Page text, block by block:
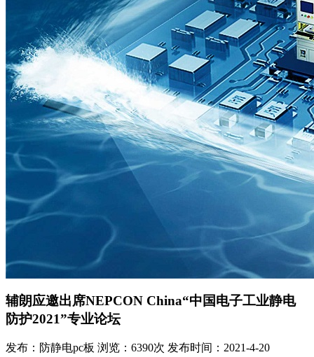
辅朗应邀出席NEPCON China“中国电子工业静电
防护2021”专业论坛
发布：防静电pc板 浏览：6390次 发布时间：2021-4-20